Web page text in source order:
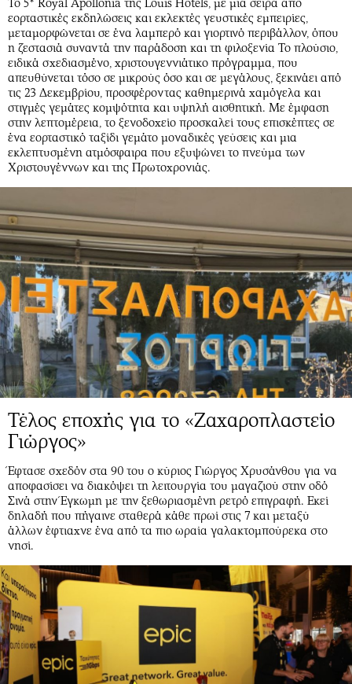
Περιβάλλον
Ελλάδα
Κόσμος
Παράξενα
Πολιτισμός
Σινεμά
Θέατρο-Χορός
Μουσική
Εικαστικά
Βιβλίο
Χειρόγραφα
Ταξίδια
Συνταγές
Έξοδος
Media
Εκπομπές
Wine routes
Podcasts
Uncut
Προσφορές
Επιστολές
εορταστικές εκδηλώσεις και εκλεκτές γευστικές εμπειρίες,
μεταμορφώνεται σε ένα λαμπερό και γιορτινό περιβάλλον, όπου
η ζεστασιά συναντά την παράδοση και τη φιλοξενία Το πλούσιο,
ειδικά σχεδιασμένο, χριστουγεννιάτικο πρόγραμμα, που
απευθύνεται τόσο σε μικρούς όσο και σε μεγάλους, ξεκινάει από
τις 23 Δεκεμβρίου, προσφέροντας καθημερινά χαμόγελα και
στιγμές γεμάτες κομψότητα και υψηλή αισθητική. Με έμφαση
στην λεπτομέρεια, το ξενοδοχείο προσκαλεί τους επισκέπτες σε
ένα εορταστικό ταξίδι γεμάτο μοναδικές γεύσεις και μια
εκλεπτυσμένη ατμόσφαιρα που εξυψώνει το πνεύμα των
Χριστουγέννων και της Πρωτοχρονιάς.
Τέλος εποχής για το «Ζαχαροπλαστείο
Γιώργος»
Έφτασε σχεδόν στα 90 του ο κύριος Γιώργος Χρυσάνθου για να
αποφασίσει να διακόψει τη λειτουργία του μαγαζιού στην οδό
Σινά στην Έγκωμη με την ξεθωριασμένη ρετρό επιγραφή. Εκεί
δηλαδή που πήγαινε σταθερά κάθε πρωί στις 7 και μεταξύ
άλλων έφτιαχνε ένα από τα πιο ωραία γαλακτομπούρεκα στο
νησί.